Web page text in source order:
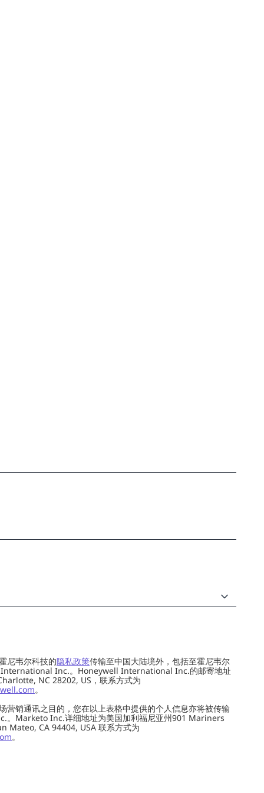
尼韦尔科技的隐私政策传输至中国大陆境外，包括至霍尼韦尔
International Inc.。Honeywell International Inc.的邮寄地址
NC 28202, US，联系方式为
。
营销通讯之目的，您在以上表格中提供的个人信息亦将被传输
。Marketo Inc.详细地址为美国加利福尼亚州901 Mariners
Mateo, CA 94404, USA 联系方式为
。